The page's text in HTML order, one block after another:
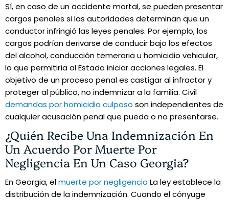
Sí, en caso de un accidente mortal, se pueden presentar
cargos penales si las autoridades determinan que un
conductor infringió las leyes penales. Por ejemplo, los
cargos podrían derivarse de conducir bajo los efectos
del alcohol, conducción temeraria u homicidio vehicular,
lo que permitiría al Estado iniciar acciones legales. El
objetivo de un proceso penal es castigar al infractor y
proteger al público, no indemnizar a la familia. Civil
demandas por homicidio culposo son independientes de
cualquier acusación penal que pueda o no presentarse.
¿Quién Recibe Una Indemnización En
Un Acuerdo Por Muerte Por
Negligencia En Un Caso Georgia?
En Georgia, elmuerte por negligenciaLa ley establece la
distribución de la indemnización. Cuando el cónyuge